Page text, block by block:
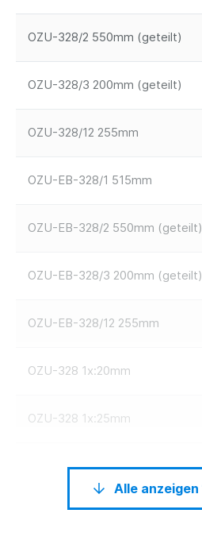
OZU-328/2 550mm (geteilt)
OZU-328/3 200mm (geteilt)
OZU-328/12 255mm
OZU-EB-328/1 515mm
OZU-EB-328/2 550mm (geteilt)
OZU-EB-328/3 200mm (geteilt)
OZU-EB-328/12 255mm
OZU-328 1x:20mm
OZU-328 1x:25mm